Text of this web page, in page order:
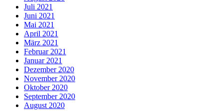
Juli 2021
Juni 2021
Mai 2021
April 2021
März 2021
Februar 2021
Januar 2021
Dezember 2020
November 2020
Oktober 2020
September 2020
August 2020